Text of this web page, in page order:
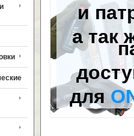
и
а так
для